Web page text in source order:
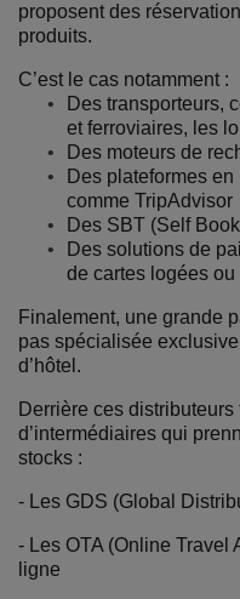
proposent des
produits.
C’est le cas notamment :
Des transporteurs,
et ferroviaires, les
Des moteurs de
Des plateformes
comme TripAdvisor
Des SBT (Self
Des solutions de
de cartes logées
Finalement, une grande
pas spécialisée
d’hôtel.
Derrière ces
d’intermédiaires qui
stocks :
- Les GDS (Global
- Les OTA (Online Travel
ligne